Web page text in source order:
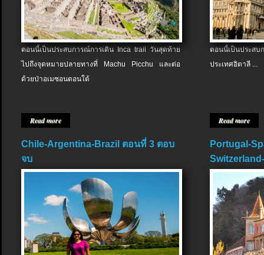
ตอนนี้เป็นประสบการณ์การเดิน Inca trail วันสุดท้าย
ไปถึงจุดหมายปลายทางที่ Machu Picchu และต่อ
ด้วยป่าอเมซอนตอนใต้
Read more
ตอนนี้เป็นประส
ประเทศอิตาลี ...
Read more
Chile-Argentina-Brazil ตอนที่ 3 ตอบ
จบ
Portugal-